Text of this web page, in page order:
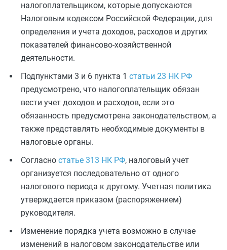
налогоплательщиком, которые допускаются
Налоговым кодексом Российской Федерации, для
определения и учета доходов, расходов и других
показателей финансово-хозяйственной
деятельности.
Подпунктами 3 и 6 пункта 1 статьи 23 НК РФ
предусмотрено, что налогоплательщик обязан
вести учет доходов и расходов, если это
обязанность предусмотрена законодательством, а
также представлять необходимые документы в
налоговые органы.
Согласно статье 313 НК РФ, налоговый учет
организуется последовательно от одного
налогового периода к другому. Учетная политика
утверждается приказом (распоряжением)
руководителя.
Изменение порядка учета возможно в случае
изменений в налоговом законодательстве или